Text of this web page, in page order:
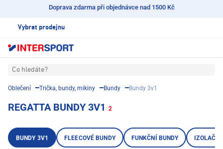
Doprava zdarma při objednávce nad 1500 Kč
Vybrat prodejnu
Co hledáte?
Oblečení Trička, bundy, mikiny Bundy Bundy 3v1
REGATTA BUNDY 3V1 2
BUNDY 3V1 FLEECOVÉ BUNDY FUNKČNÍ BUNDY